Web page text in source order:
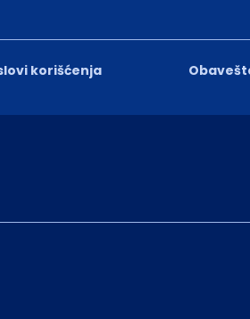
korišćenja